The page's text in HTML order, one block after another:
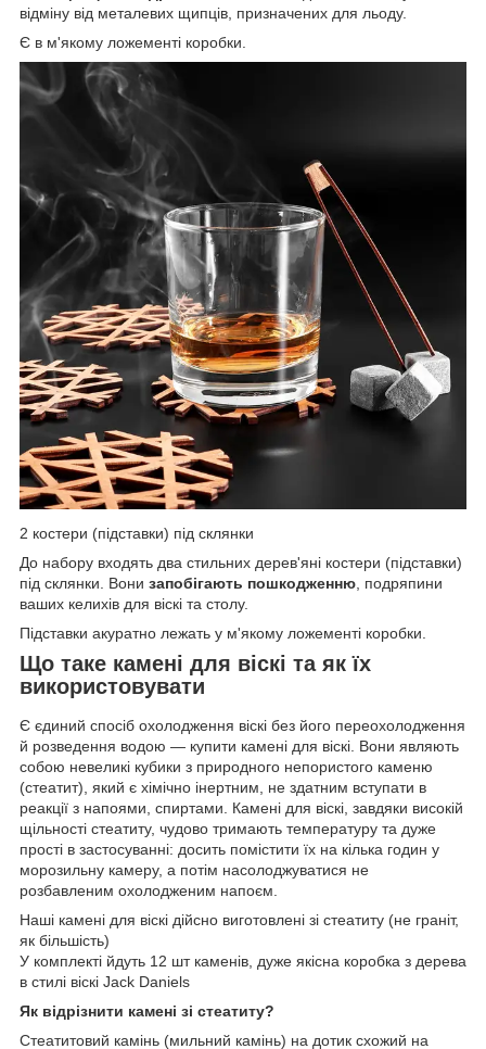
відміну від металевих щипців, призначених для льоду.
Є в м'якому ложементі коробки.
2 костери (підставки) під склянки
До набору входять два стильних дерев'яні костери (підставки)
під склянки. Вони запобігають пошкодженню , подряпини
ваших келихів для віскі та столу.
Підставки акуратно лежать у м'якому ложементі коробки.
Що таке камені для віскі та як їх
використовувати
Є єдиний спосіб охолодження віскі без його переохолодження
й розведення водою — купити камені для віскі. Вони являють
собою невеликі кубики з природного непористого каменю
(стеатит), який є хімічно інертним, не здатним вступати в
реакції з напоями, спиртами. Камені для віскі, завдяки високій
щільності стеатиту, чудово тримають температуру та дуже
прості в застосуванні: досить помістити їх на кілька годин у
морозильну камеру, а потім насолоджуватися не
розбавленим охолодженим напоєм.
Наші камені для віскі дійсно виготовлені зі стеатиту (не граніт,
як більшість)
У комплекті йдуть 12 шт каменів, дуже якісна коробка з дерева
в стилі віскі Jack Daniels
Як відрізнити камені зі стеатиту?
Стеатитовий камінь (мильний камінь) на дотик схожий на